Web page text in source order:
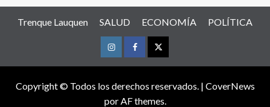
Trenque Lauquen SALUD ECONOMÍA POLÍTICA
InstagramFacebookTwitter
Copyright © Todos los derechos reservados. | CoverNews
por AF themes.